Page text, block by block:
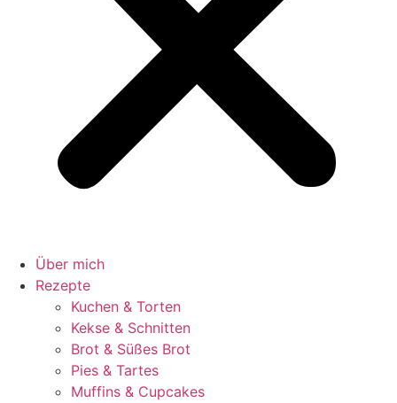
Über mich
Rezepte
Kuchen & Torten
Kekse & Schnitten
Brot & Süßes Brot
Pies & Tartes
Muffins & Cupcakes